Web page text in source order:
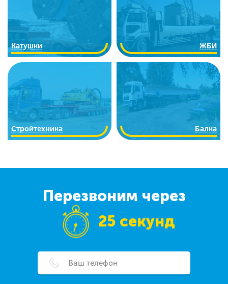
Катушки ЖБИ
Стройтехника Балка
Перезвоним через
25 секунд